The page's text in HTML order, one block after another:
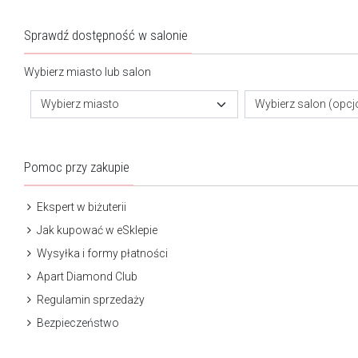
Sprawdź dostępność w salonie
Wybierz miasto lub salon
Wybierz miasto Wybierz salon
Pomoc przy zakupie
Ekspert w biżuterii
Jak kupować w eSklepie
Wysyłka i formy płatności
Apart Diamond Club
Regulamin sprzedaży
Bezpieczeństwo